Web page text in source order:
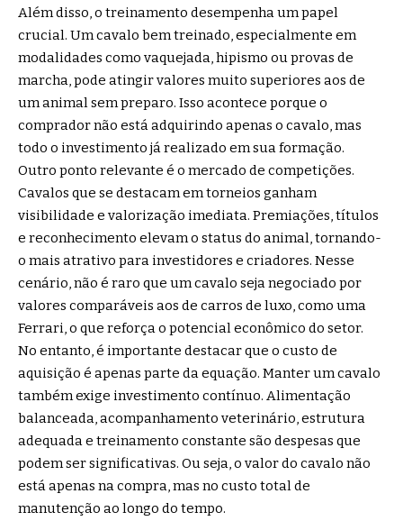
Além disso, o treinamento desempenha um papel
crucial. Um cavalo bem treinado, especialmente em
modalidades como vaquejada, hipismo ou provas de
marcha, pode atingir valores muito superiores aos de
um animal sem preparo. Isso acontece porque o
comprador não está adquirindo apenas o cavalo, mas
todo o investimento já realizado em sua formação.
Outro ponto relevante é o mercado de competições.
Cavalos que se destacam em torneios ganham
visibilidade e valorização imediata. Premiações, títulos
e reconhecimento elevam o status do animal, tornando-
o mais atrativo para investidores e criadores. Nesse
cenário, não é raro que um cavalo seja negociado por
valores comparáveis aos de carros de luxo, como uma
Ferrari, o que reforça o potencial econômico do setor.
No entanto, é importante destacar que o custo de
aquisição é apenas parte da equação. Manter um cavalo
também exige investimento contínuo. Alimentação
balanceada, acompanhamento veterinário, estrutura
adequada e treinamento constante são despesas que
podem ser significativas. Ou seja, o valor do cavalo não
está apenas na compra, mas no custo total de
manutenção ao longo do tempo.